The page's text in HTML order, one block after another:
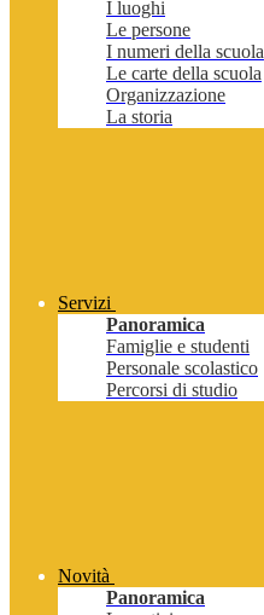
I luoghi
Le persone
I numeri della scuola
Le carte della scuola
Organizzazione
La storia
Servizi
Panoramica
Famiglie e studenti
Personale scolastico
Percorsi di studio
Novità
Panoramica